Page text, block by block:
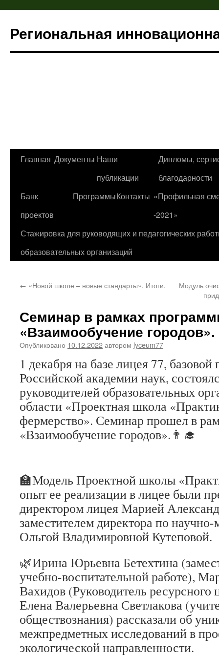
Региональная
Перейти
содержимому
Главная Документы Наши
публикации
Дипломы,
благодарности
Банк
проектов
ПрограммыКонтакты «Профильная
-2021»
Стажировка для руководящих и педагогических
образовательных организаций
← «Новой школе – новые стандарты». Итоги.
Модуль
Семинар в рамках
«Взаимообучение городов».
Опубликовано 10.12.2022автором lyceum77
1 декабря на базе лицея 77,
Российской академии наук,
руководителей образовательных
области «Проектная школа
фермерство». Семинар прошел в
«Взаимообучение городов».👨‍🎓
🏫Модель Проектной школы
опыт ее реализации в лицее были
директором лицея Марией
заместителем директора по
Ольгой Владимировной Кутеповой.
🌿Ирина Юрьевна Бетехтина
учебно-воспитательной работе),
Вахидов (Руководитель
Елена Валерьевна Светлакова
обществознания) рассказали об
межпредметных исследований в
экологической направленности.